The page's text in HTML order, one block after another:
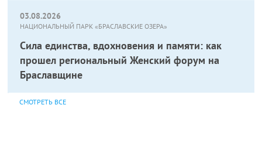
03.08.2026
НАЦИОНАЛЬНЫЙ ПАРК «БРАСЛАВСКИЕ ОЗЕРА»
Сила единства, вдохновения и памяти: как
прошел региональный Женский форум на
Браславщине
СМОТРЕТЬ ВСЕ